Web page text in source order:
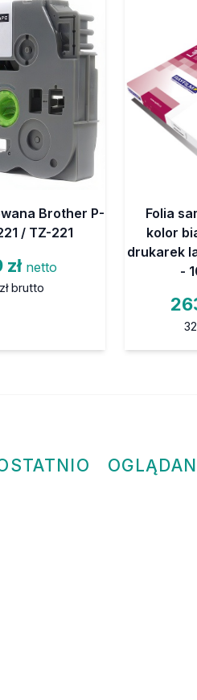
Brother P-
/ TZ-221
zł netto
brutto
Folia
kolor
drukarek
-